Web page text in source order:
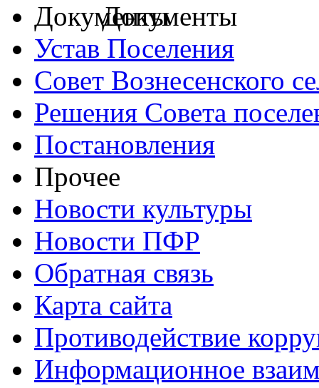
Документы
Устав Поселения
Совет Вознесенского
Решения Совета
Постановления
Прочее
Новости культуры
Новости ПФР
Обратная связь
Карта сайта
Противодействие
Информационное